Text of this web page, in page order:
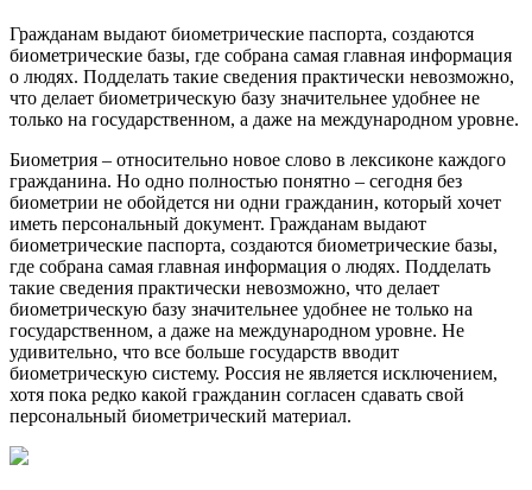
Гражданам выдают биометрические паспорта, создаются
биометрические базы, где собрана самая главная информация
о людях. Подделать такие сведения практически невозможно,
что делает биометрическую базу значительнее удобнее не
только на государственном, а даже на международном уровне.
Биометрия – относительно новое слово в лексиконе каждого
гражданина. Но одно полностью понятно – сегодня без
биометрии не обойдется ни одни гражданин, который хочет
иметь персональный документ. Гражданам выдают
биометрические паспорта, создаются биометрические базы,
где собрана самая главная информация о людях. Подделать
такие сведения практически невозможно, что делает
биометрическую базу значительнее удобнее не только на
государственном, а даже на международном уровне. Не
удивительно, что все больше государств вводит
биометрическую систему. Россия не является исключением,
хотя пока редко какой гражданин согласен сдавать свой
персональный биометрический материал.